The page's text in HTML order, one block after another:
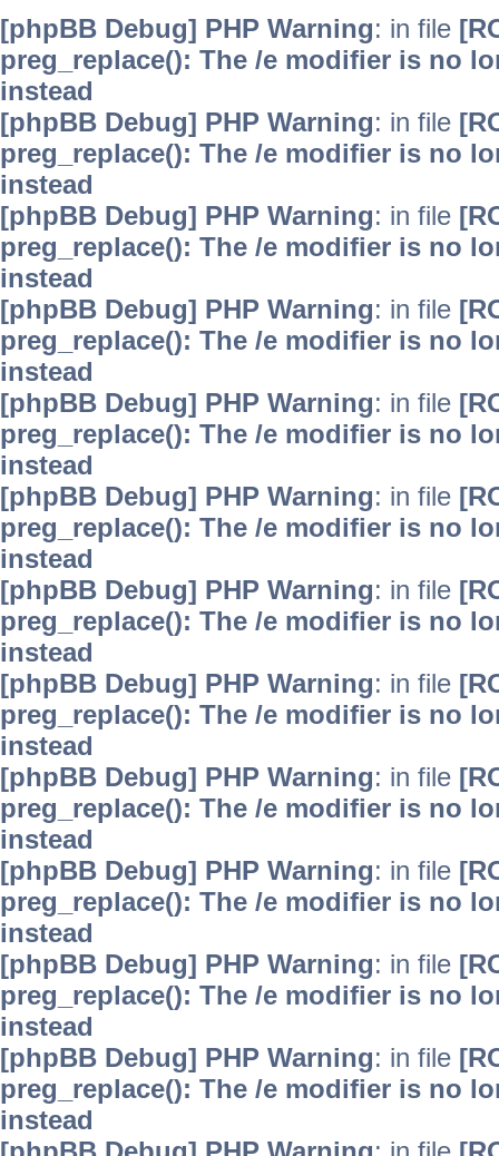
[phpBB Debug] PHP Warning: in file
preg_replace(): The /e modifier is no
instead
[phpBB Debug] PHP Warning: in file
preg_replace(): The /e modifier is no
instead
[phpBB Debug] PHP Warning: in file
preg_replace(): The /e modifier is no
instead
[phpBB Debug] PHP Warning: in file
preg_replace(): The /e modifier is no
instead
[phpBB Debug] PHP Warning: in file
preg_replace(): The /e modifier is no
instead
[phpBB Debug] PHP Warning: in file
preg_replace(): The /e modifier is no
instead
[phpBB Debug] PHP Warning: in file
preg_replace(): The /e modifier is no
instead
[phpBB Debug] PHP Warning: in file
preg_replace(): The /e modifier is no
instead
[phpBB Debug] PHP Warning: in file
preg_replace(): The /e modifier is no
instead
[phpBB Debug] PHP Warning: in file
preg_replace(): The /e modifier is no
instead
[phpBB Debug] PHP Warning: in file
preg_replace(): The /e modifier is no
instead
[phpBB Debug] PHP Warning: in file
preg_replace(): The /e modifier is no
instead